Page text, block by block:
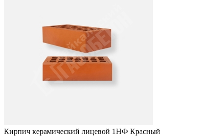
Кирпич керамический лицевой 1НФ Красный